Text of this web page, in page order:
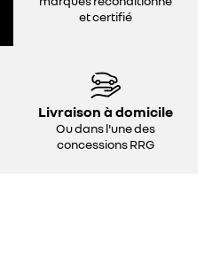
et certifié
Livraison à domicile
Ou dans l'une des
concessions RRG